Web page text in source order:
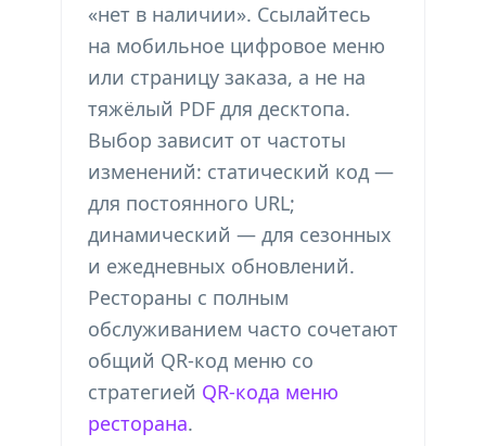
«нет в наличии». Ссылайтесь
на мобильное цифровое меню
или страницу заказа, а не на
тяжёлый PDF для десктопа.
Выбор зависит от частоты
изменений: статический код —
для постоянного URL;
динамический — для сезонных
и ежедневных обновлений.
Рестораны с полным
обслуживанием часто сочетают
общий QR-код меню со
стратегией QR-кода меню
ресторана.